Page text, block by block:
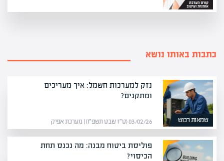
כתבות באותו נושא
שמאות רכוש
נזק למערכות חשמל: איך מעריכים
ומתקנים?
03/02/26 (ט״ז שבט תשפ״ו) | מערכת אפיק
פוליסת ביטוח מבנה: מה נכנס תחת
הכיסוי?